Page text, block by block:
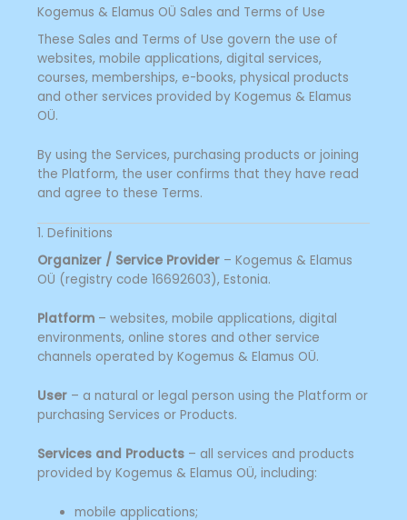
Kogemus & Elamus OÜ Sales and Terms of Use
These Sales and Terms of Use govern the use of
websites, mobile applications, digital services,
courses, memberships, e-books, physical products
and other services provided by Kogemus & Elamus
OÜ.
By using the Services, purchasing products or joining
the Platform, the user confirms that they have read
and agree to these Terms.
1. Definitions
Organizer / Service Provider – Kogemus & Elamus
OÜ (registry code 16692603), Estonia.
Platform – websites, mobile applications, digital
environments, online stores and other service
channels operated by Kogemus & Elamus OÜ.
User – a natural or legal person using the Platform or
purchasing Services or Products.
Services and Products – all services and products
provided by Kogemus & Elamus OÜ, including:
mobile applications;